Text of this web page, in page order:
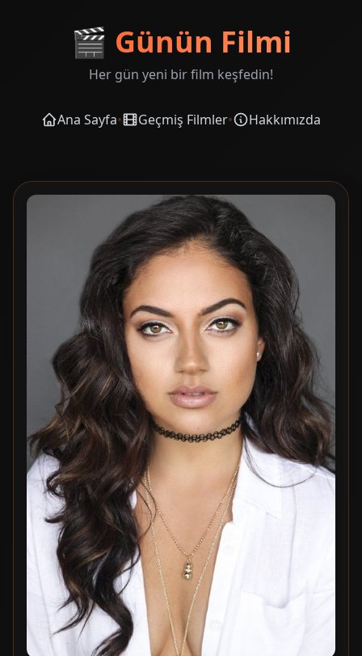
🎬 Günün Filmi
Her gün yeni bir film keşfedin!
Ana Sayfa• Geçmiş Filmler• Hakkımızda